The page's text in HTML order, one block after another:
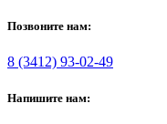
Позвоните нам:
8 (3412) 93-02-49
Напишите нам: